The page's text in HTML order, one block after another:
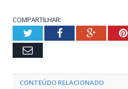
COMPARTILHAR:
TwitterFacebookGoogle+
Email
CONTEÚDO RELACIONADO